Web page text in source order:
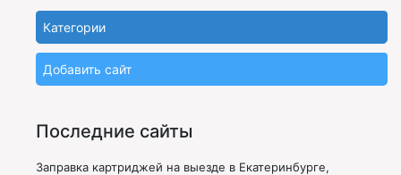
Категории
Добавить сайт
Последние сайты
Заправка картриджей на выезде в Екатеринбурге,